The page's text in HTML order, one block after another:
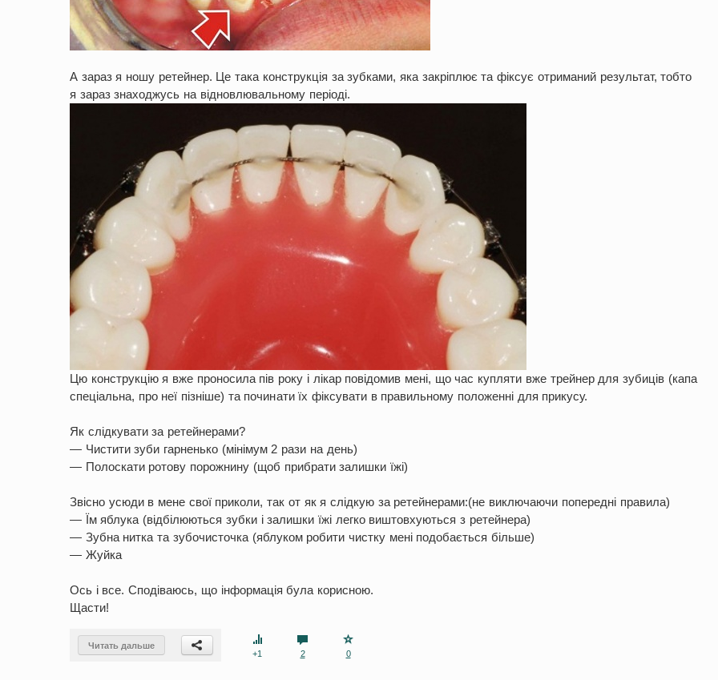
А зараз я ношу ретейнер. Це така конструкція за зубками, яка закріплює та фіксує отриманий результат, тобто
я зараз знаходжусь на відновлювальному періоді.
Цю конструкцію я вже проносила пів року і лікар повідомив мені, що час купляти вже трейнер для зубиців (капа
спеціальна, про неї пізніше) та починати їх фіксувати в правильному положенні для прикусу.
Як слідкувати за ретейнерами?
— Чистити зуби гарненько (мінімум 2 рази на день)
— Полоскати ротову порожнину (щоб прибрати залишки їжі)
Звісно усюди в мене свої приколи, так от як я слідкую за ретейнерами:(не виключаючи попередні правила)
— Їм яблука (відбілюються зубки і залишки їжі легко виштовхуються з ретейнера)
— Зубна нитка та зубочисточка (яблуком робити чистку мені подобається більше)
— Жуйка
Ось і все. Сподіваюсь, що інформація була корисною.
Щасти!
Читать дальше
+1
2 0